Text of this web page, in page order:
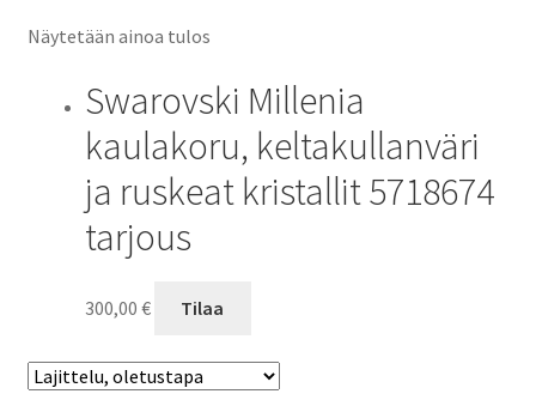
Näytetään ainoa tulos
Swarovski Millenia
kaulakoru, keltakullanväri
ja ruskeat kristallit 5718674
tarjous
300,00 € Tilaa